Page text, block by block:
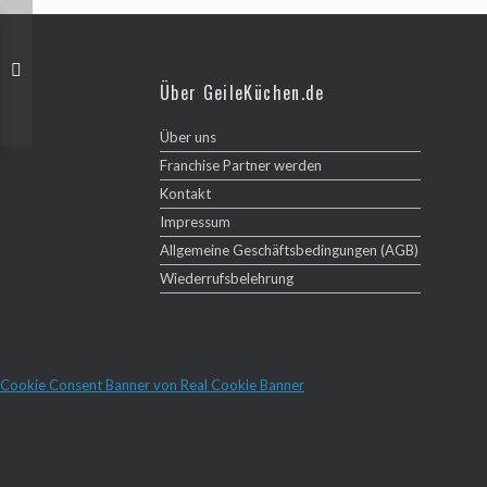
Über GeileKüchen.de
Über uns
Franchise Partner werden
Kontakt
Impressum
Allgemeine Geschäftsbedingungen (AGB)
Wiederrufsbelehrung
Cookie Consent Banner von Real Cookie Banner